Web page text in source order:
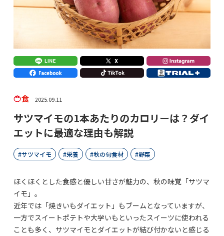
食 2025.09.11
サツマイモの1本あたりのカロリーは？ダイ
エットに最適な理由も解説
サツマイモ 栄養 秋の旬食材 野菜
ほくほくとした食感と優しい甘さが魅力の、秋の味覚「サツマ
イモ」。
近年では「焼きいもダイエット」もブームとなっていますが、
一方でスイートポテトや大学いもといったスイーツに使われる
ことも多く、サツマイモとダイエットが結び付かないと感じる